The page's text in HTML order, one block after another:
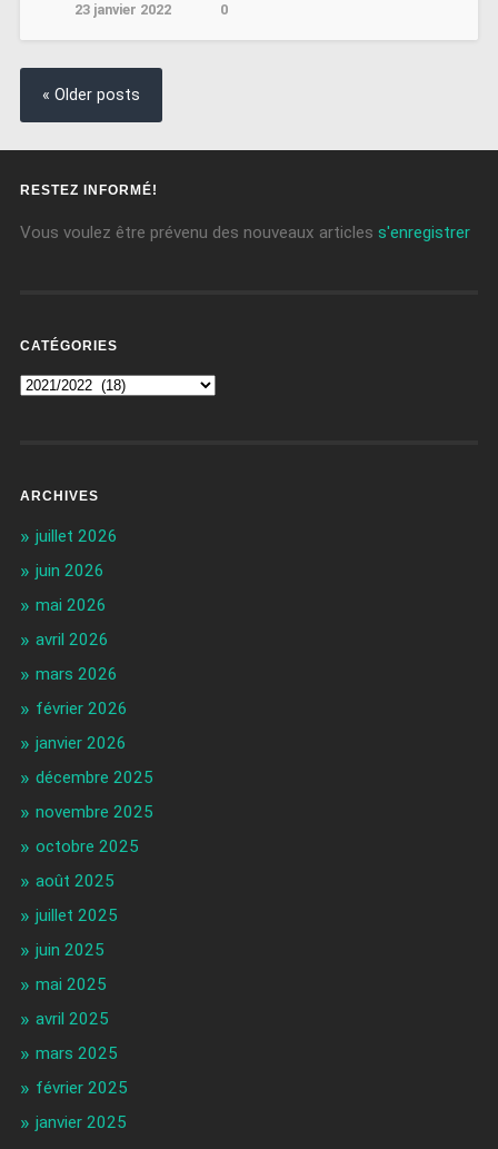
23 janvier 2022 0
« Older posts
RESTEZ INFORMÉ!
Vous voulez être prévenu des nouveaux articles s'enregistrer
CATÉGORIES
ARCHIVES
juillet 2026
juin 2026
mai 2026
avril 2026
mars 2026
février 2026
janvier 2026
décembre 2025
novembre 2025
octobre 2025
août 2025
juillet 2025
juin 2025
mai 2025
avril 2025
mars 2025
février 2025
janvier 2025